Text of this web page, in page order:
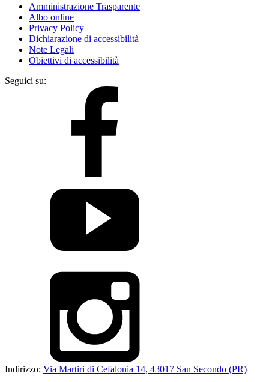
Amministrazione Trasparente
Albo online
Privacy Policy
Dichiarazione di accessibilità
Note Legali
Obiettivi di accessibilità
Seguici su:
Indirizzo: Via Martiri di Cefalonia 14, 43017 San Secondo (PR)